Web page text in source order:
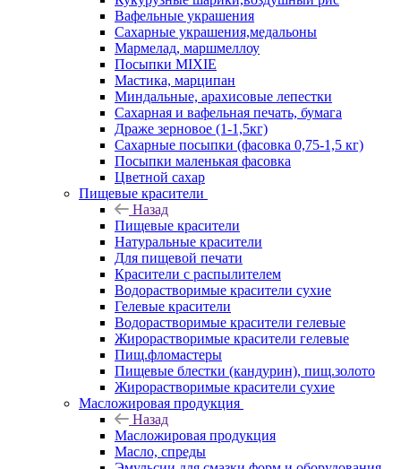
Вафельные украшения
Сахарные украшения,медальоны
Мармелад, маршмеллоу
Посыпки MIXIE
Мастика, марципан
Миндальные, арахисовые лепестки
Сахарная и вафельная печать, бумага
Драже зерновое (1-1,5кг)
Сахарные посыпки (фасовка 0,75-1,5 кг)
Посыпки маленькая фасовка
Цветной сахар
Пищевые красители
Назад
Пищевые красители
Натуральные красители
Для пищевой печати
Красители с распылителем
Водорастворимые красители сухие
Гелевые красители
Водорастворимые красители гелевые
Жирорастворимые красители гелевые
Пищ.фломастеры
Пищевые блестки (кандурин), пищ.золото
Жирорастворимые красители сухие
Масложировая продукция
Назад
Масложировая продукция
Масло, спреды